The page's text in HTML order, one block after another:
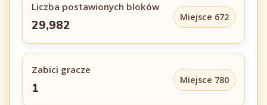
Liczba postawionych bloków
29,982
Miejsce 672
Zabici gracze
1
Miejsce 780